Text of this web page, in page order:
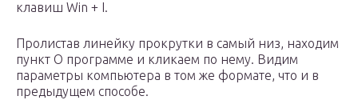
клавиш Win + I.
Пролистав линейку прокрутки в самый низ, находим
пункт О программе и кликаем по нему. Видим
параметры компьютера в том же формате, что и в
предыдущем способе.